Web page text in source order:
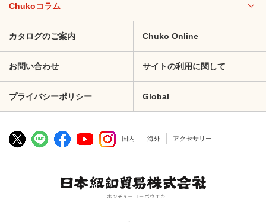
Chukoコラム
カタログのご案内 Chuko Online
お問い合わせ サイトの利用に関して
プライバシーポリシー Global
国内 海外 アクセサリー